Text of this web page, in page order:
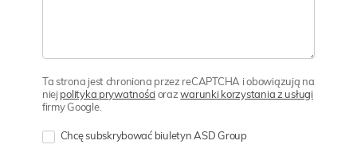
Ta strona jest chroniona przez reCAPTCHA i obowiązują na
niejpolityka prywatnościorazwarunki korzystania z usługi
firmy Google.
Chcę subskrybować biuletyn ASD Group